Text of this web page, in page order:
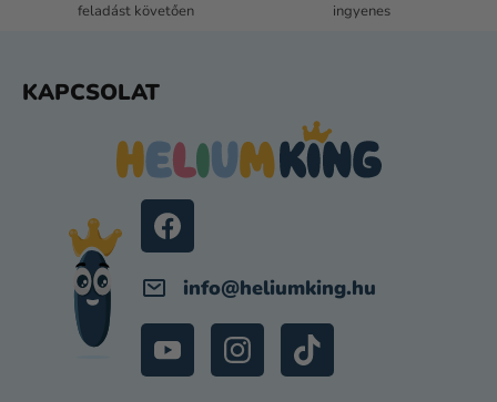
feladást követően
ingyenes
KAPCSOLAT
info@heliumking.hu